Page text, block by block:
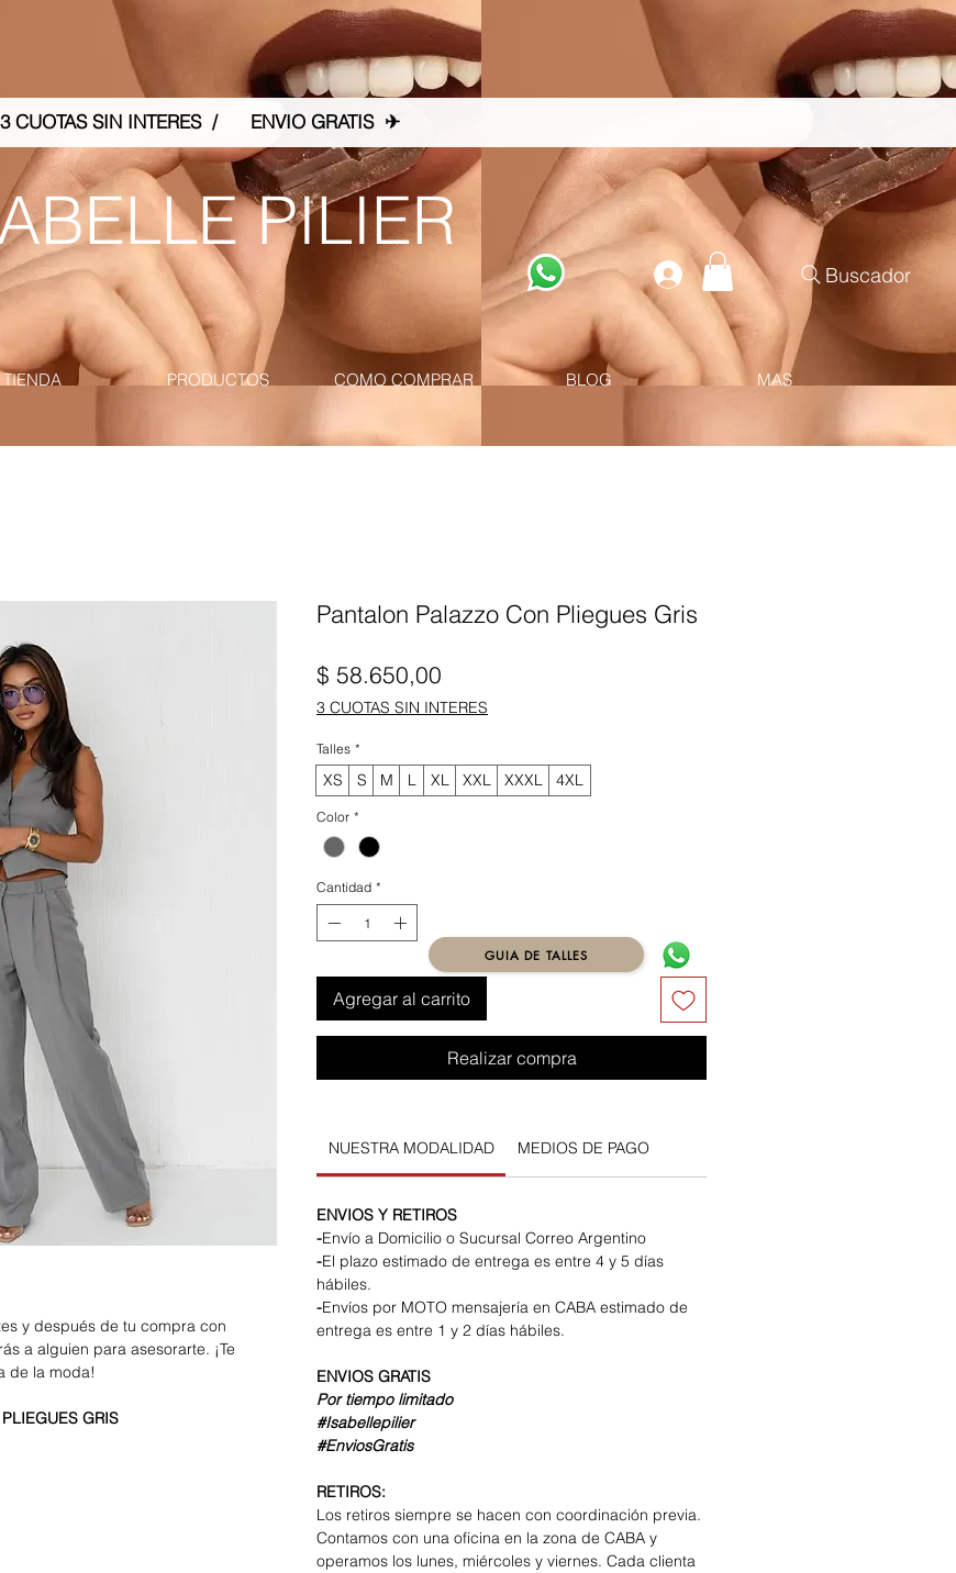
3 CUOTAS SIN INTERES / ENVIO GRATIS ✈
PILIER
Buscador
TIENDA PRODUCTOS COMO COMPRAR BLOG MAS
y después de tu compra con
a alguien para asesorarte. ¡Te
de la moda!
GRIS
Pantalon Palazzo Con Pliegues Gris
$ 58.650,00
3 CUOTAS SIN INTERES
Talles *
XS S M L XL XXL XXXL 4XL
Color *
Cantidad *
Agregar al carrito
Realizar compra
NUESTRA MODALIDAD MEDIOS DE PAGO
ENVIOS Y RETIROS
-Envío a Domicilio o Sucursal Correo Argentino
-El plazo estimado de entrega es entre 4 y 5 días
hábiles.
-Envíos por MOTO mensajería en CABA estimado de
entrega es entre 1 y 2 días hábiles.
ENVIOS GRATIS
Por tiempo limitado
#Isabellepilier
#EnviosGratis
RETIROS:
Los retiros siempre se hacen con coordinación previa.
Contamos con una oficina en la zona de CABA y
operamos los lunes, miércoles y viernes. Cada clienta
GUIA DE TALLES